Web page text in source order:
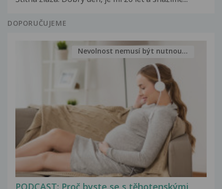
DOPORUČUJEME
Nevolnost nemusí být nutnou...